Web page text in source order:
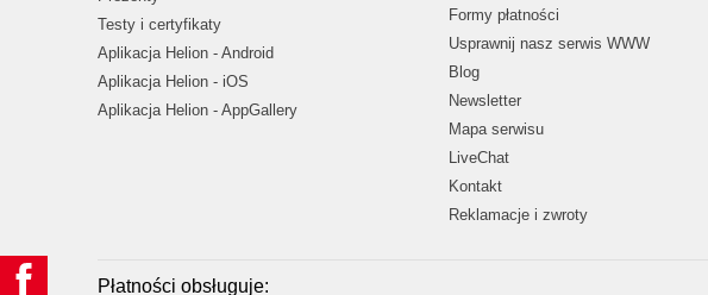
Testy i certyfikaty
Aplikacja Helion - Android
Aplikacja Helion - iOS
Aplikacja Helion - AppGallery
Formy płatności
Usprawnij nasz serwis WWW
Blog
Newsletter
Mapa serwisu
LiveChat
Kontakt
Reklamacje i zwroty
Płatności obsługuje: